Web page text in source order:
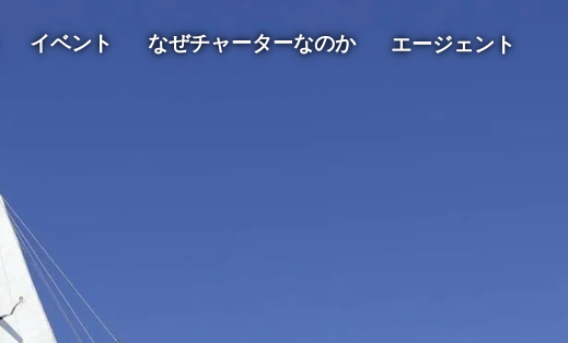
イベント なぜチャーターなのか エージェント